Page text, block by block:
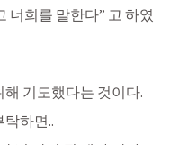
너희를 말한다” 고 하였
기도했다는 것이다.
탁하면..